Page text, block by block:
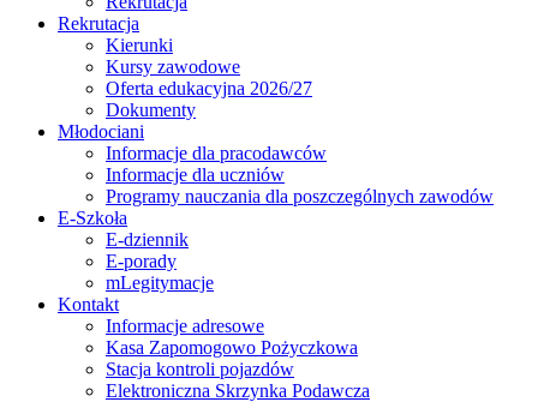
Rekrutacja
Kierunki
Kursy zawodowe
Oferta edukacyjna 2026/27
Dokumenty
Młodociani
Informacje dla pracodawców
Informacje dla uczniów
Programy nauczania dla poszczególnych zawodów
E-Szkoła
E-dziennik
E-porady
mLegitymacje
Kontakt
Informacje adresowe
Kasa Zapomogowo Pożyczkowa
Stacja kontroli pojazdów
Elektroniczna Skrzynka Podawcza